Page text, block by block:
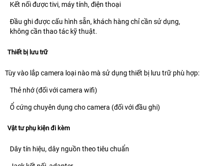
Kết nối được tivi, máy tính, điện thoại
Đầu ghi được cấu hình sẵn, khách hàng chỉ cần sử dụng,
không cần thao tác kỹ thuật.
Thiết bị lưu trữ
Tùy vào lắp camera loại nào mà sử dụng thiết bị lưu trữ phù hợp:
Thẻ nhớ (đối với camera wifi)
Ổ cứng chuyên dụng cho camera (đối với đầu ghi)
Vật tư phụ kiện đi kèm
Dây tín hiệu, dây nguồn theo tiêu chuẩn